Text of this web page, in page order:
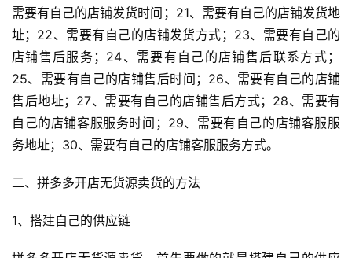
需要有自己的店铺发货时间；21、需要有自己的店铺发货地
址；22、需要有自己的店铺发货方式；23、需要有自己的
店铺售后服务；24、需要有自己的店铺售后联系方式；
25、需要有自己的店铺售后时间；26、需要有自己的店铺
售后地址；27、需要有自己的店铺售后方式；28、需要有
自己的店铺客服服务时间；29、需要有自己的店铺客服服
务地址；30、需要有自己的店铺客服服务方式。
二、拼多多开店无货源卖货的方法
1、搭建自己的供应链